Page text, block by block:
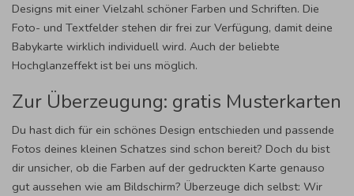
Designs mit einer Vielzahl schöner Farben und Schriften. Die
Foto- und Textfelder stehen dir frei zur Verfügung, damit deine
Babykarte wirklich individuell wird. Auch der beliebte
Hochglanzeffekt ist bei uns möglich.
Zur Überzeugung: gratis Musterkarten
Du hast dich für ein schönes Design entschieden und passende
Fotos deines kleinen Schatzes sind schon bereit? Doch du bist
dir unsicher, ob die Farben auf der gedruckten Karte genauso
gut aussehen wie am Bildschirm? Überzeuge dich selbst: Wir